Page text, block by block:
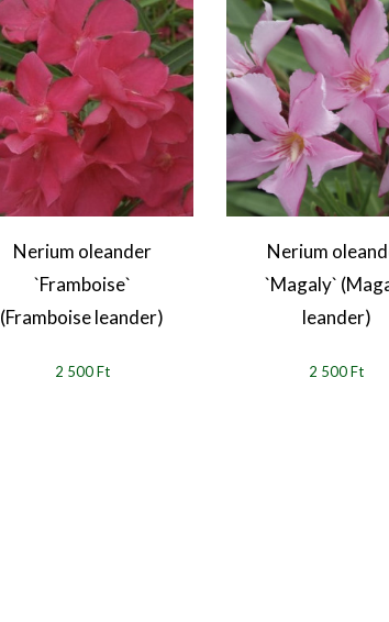
Nerium oleander
`Framboise`
(Framboise leander)
2 500 Ft
Nerium
`Magaly`
leander)
2 500 Ft